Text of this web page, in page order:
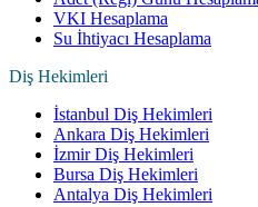
VKI Hesaplama
Su İhtiyacı Hesaplama
Diş Hekimleri
İstanbul Diş Hekimleri
Ankara Diş Hekimleri
İzmir Diş Hekimleri
Bursa Diş Hekimleri
Antalya Diş Hekimleri